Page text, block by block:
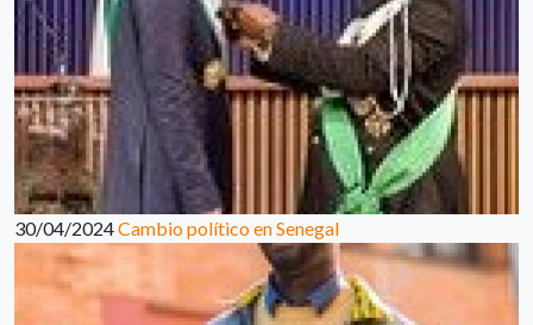
30/04/2024Cambio político en Senegal